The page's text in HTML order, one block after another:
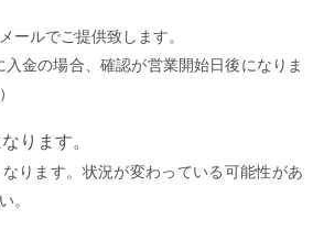
ールでご提供致します。
金の場合、確認が営業開始日後になりま
ります。
ります。状況が変わっている可能性があ
。